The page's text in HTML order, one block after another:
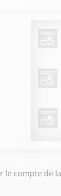
le compte de